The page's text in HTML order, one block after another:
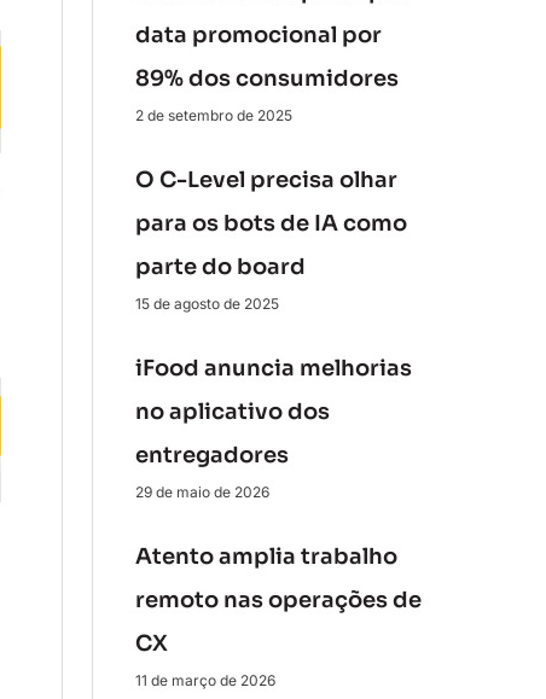
data promocional por
89% dos consumidores
2 de setembro de 2025
O C-Level precisa olhar
para os bots de IA como
parte do board
15 de agosto de 2025
iFood anuncia melhorias
no aplicativo dos
entregadores
29 de maio de 2026
Atento amplia trabalho
remoto nas operações de
CX
11 de março de 2026